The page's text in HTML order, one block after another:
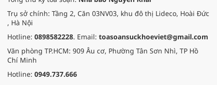
được kiểm tra và kê đơn sử dụng
thuốc trong việc hỗ trợ sức khỏe
thần kinh, mang lại hiệu quả an
toàn cao.
Trụ sở chính: Tầng 2, Căn 03NV03, khu đô thị Lideco, Hoài Đức
, Hà Nội
Hotline: 0898582228. Email: toasoansuckhoeviet@gmail.com
Văn phòng TP.HCM: 909 Âu cơ, Phường Tân Sơn Nhì, TP Hồ
Chí Minh
Hotline: 0949.737.666